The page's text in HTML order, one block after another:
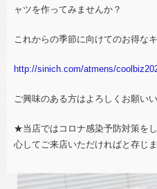
ャツを作ってみませんか？
これからの季節に向けてのお得な
http://sinich.com/atmens/
ご興味のある方はよろしくお願いい
★当店ではコロナ感染予防対策を
心してご来店いただければと存じ